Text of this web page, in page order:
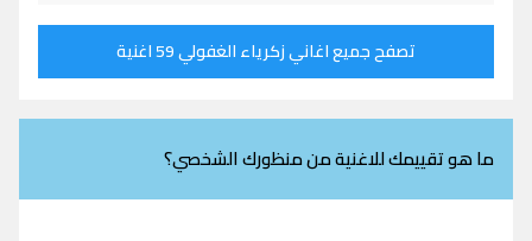
تصفح جميع اغاني زكرياء الغفولي 59 اغنية
ما هو تقييمك للاغنية من منظورك الشخصي؟